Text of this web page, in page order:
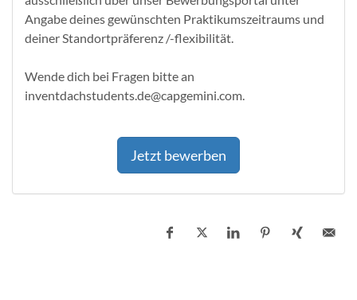
Angabe deines gewünschten Praktikumszeitraums und
deiner Standortpräferenz /-flexibilität.​
Wende dich bei Fragen bitte an
inventdachstudents.de@capgemini.com.
Jetzt bewerben